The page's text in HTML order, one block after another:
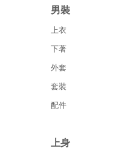
男裝
上衣
下著
外套
套裝
配件
上身